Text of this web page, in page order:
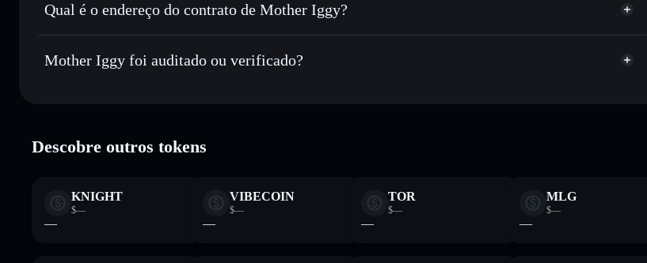
Privacidade integrado da Solflare
Qual é o endereço do contrato de Mother Iggy?
Mother Iggy
3S8qX1MsMqRbiwKg2cQyx7nis1oHMgaCuc9c4VfvVdPN
Mother Iggy foi auditado ou verificado?
Descobre outros tokens
KNIGHT
$—
—
VIBECOIN
$—
—
TOR
$—
—
MLG
$—
—